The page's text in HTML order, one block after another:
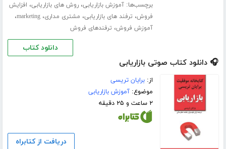
برچسب‌ها:آموزش بازاریابی،روش های بازاریابی، افزایش
فروش، ترفند های بازاریابی، مشتری مداری،marketing،
آموزش فروش، ترفندهای فروش
دانلود کتاب
🎧 دانلود کتاب صوتی بازاریابی
از:برایان تریسی
موضوع:آموزش بازاریابی
۲ ساعت و ۲۵ دقیقه
دریافت از کتابراه